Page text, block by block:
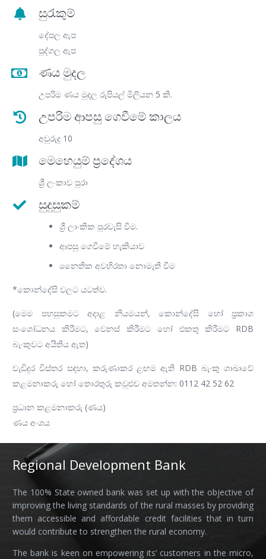
සුරැකුම්
දේපල ඇප
පුද්ගල ඇප
ණය මුදල
උපරිම ණය මුදල රුපියල් මිලියන 5 කි.
උපරිම ආපසු ගෙවීමේ කාලය
අවුරුදු 10
මෙහෙයුම් ප්‍රදේශය
ශ්‍රී ලංකාව පුරා
සුදුසුකම්
ශ්‍රී ලාංකික පුරවැසි වීම.
ආපසු ගෙවීමේ හැකියාව
නෛතික අවහිරතා නොමැති වීම
*කොන්දේසි වලට යටත්ව.
(මෙම පහසුකමට අදාළ නියමයන්, කොන්දේසි හෝ ප්‍රකාශ
සංශෝධනය කිරීමට, වෙනස් කිරීමට හෝ එකතු කිරීමට RDB
බැංකුවට අයිතිය ඇත)
වැඩිදුර විස්තර සඳහා, කරුණාකර ළඟම ඇති RDB බැංකු ශාඛාවේ
කළමනාකරු හෝ තොරතුරු කවුළුව අමතන්න: 0112 42 52 62
ප්‍රධාන කළමනාකරු (ණය)
ණය අංශය
Regional Development Bank
The 100% State owned bank was set up with the objective of
improving the living standards of the rural masses by providing
them accessible and affordable credit facilities that in turn
would contribute to strengthen the rural economy.
The bank is keen on empowering its’ customers in the micro,